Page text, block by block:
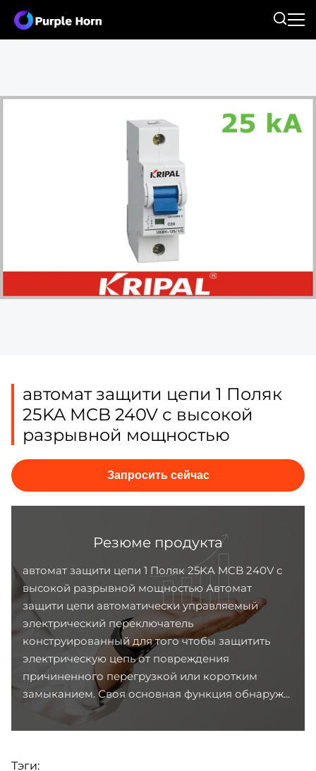
автомат защити цепи 1 Поляк
25KA MCB 240V с высокой
разрывной мощностью
Запросить сейчас
Резюме продукта
автомат защити цепи 1 Поляк 25KA MCB 240V с
высокой разрывной мощностью Автомат
защити цепи автоматически управляемый
электрический переключатель
конструированный для того чтобы защитить
электрическую цепь от повреждения
причиненного перегрузкой или коротким
замыканием. Своя основная функция обнаруж...
Тэги: